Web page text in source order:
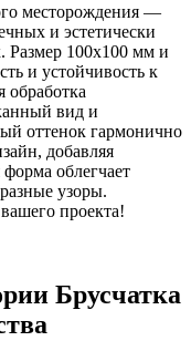
месторождения —
и эстетически
Размер 100х100 мм и
и устойчивость к
обработка
вид и
оттенок гармонично
добавляя
облегчает
узоры.
проекта!
Брусчатка